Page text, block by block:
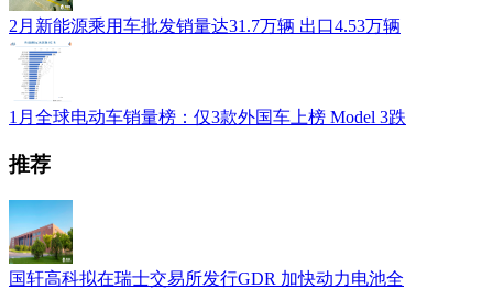
2月新能源乘用车批发销量达31.7万辆 出口4.53万辆
1月全球电动车销量榜：仅3款外国车上榜 Model 3跌
推荐
国轩高科拟在瑞士交易所发行GDR 加快动力电池全